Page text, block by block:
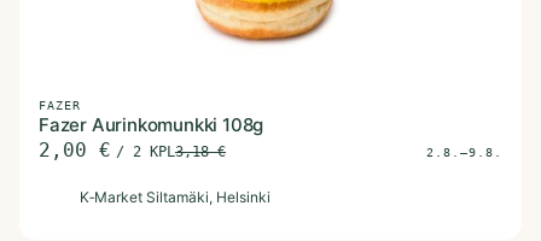
FAZER
Fazer Aurinkomunkki 108g
2,00 € / 2 KPL3,18€ 2.8.–9.8.
K‑Market Siltamäki, Helsinki